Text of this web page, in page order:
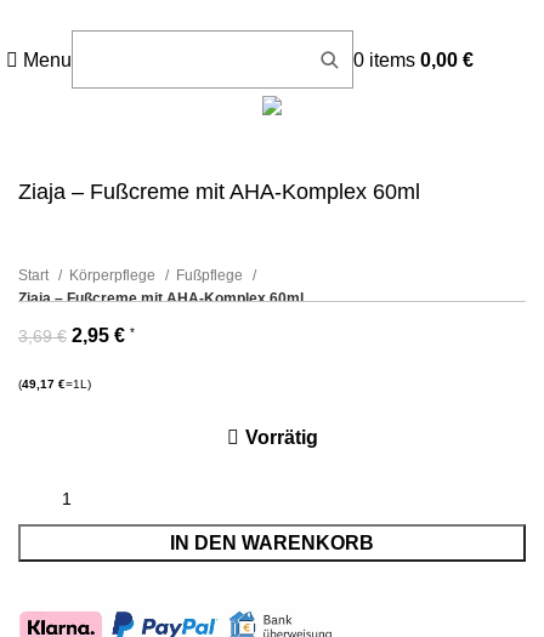
Menu 0 items 0,00 €
Ziaja – Fußcreme mit AHA-Komplex 60ml
Start Körperpflege
Fußpflege
Ziaja – Fußcreme mit AHA-Komplex 60ml
3,69€ 2,95 € *
(49,17 €=1L)
Vorrätig
IN DEN WARENKORB